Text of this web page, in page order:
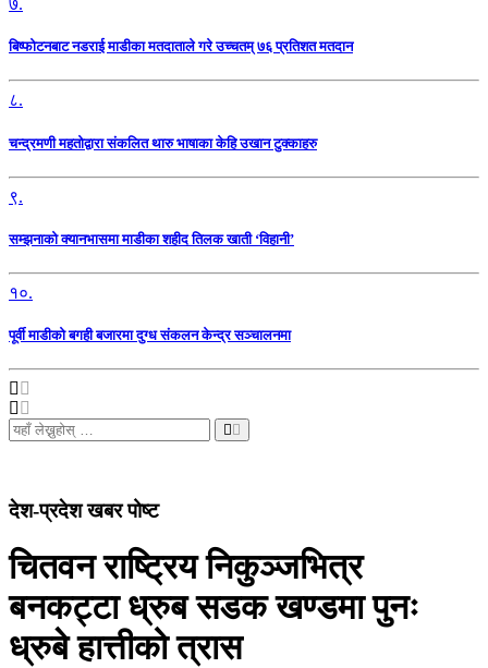
७.
बिष्फोटनबाट नडराई माडीका मतदाताले गरे उच्चतम् ७६ प्रतिशत मतदान
८.
चन्द्रमणी महतोद्वारा संकलित थारु भाषाका केहि उखान टुक्काहरु
९.
सम्झनाको क्यानभासमा माडीका शहीद तिलक खाती ‘विहानी’
१०.
पूर्वी माडीको बगही बजारमा दुग्ध संकलन केन्द्र सञ्चालनमा
देश-प्रदेश खबर पोष्ट
चितवन राष्ट्रिय निकुञ्जभित्र
बनकट्टा ध्रुब सडक खण्डमा पुनः
ध्रुबे हात्तीको त्रास